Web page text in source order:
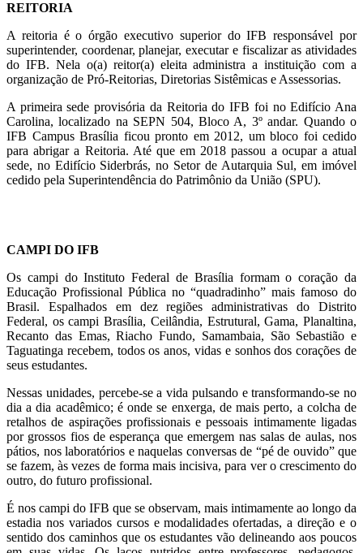
REITORIA
A reitoria é o órgão executivo superior do IFB responsável por
superintender, coordenar, planejar, executar e fiscalizar as atividades
do IFB. Nela o(a) reitor(a) eleita administra a instituição com a
organização de Pró-Reitorias, Diretorias Sistêmicas e Assessorias.
A primeira sede provisória da Reitoria do IFB foi no Edifício Ana
Carolina, localizado na SEPN 504, Bloco A, 3º andar. Quando o
IFB Campus Brasília ficou pronto em 2012, um bloco foi cedido
para abrigar a Reitoria. Até que em 2018 passou a ocupar a atual
sede, no Edifício Siderbrás, no Setor de Autarquia Sul, em imóvel
cedido pela Superintendência do Patrimônio da União (SPU).
CAMPI DO IFB
Os campi do Instituto Federal de Brasília formam o coração da
Educação Profissional Pública no “quadradinho” mais famoso do
Brasil. Espalhados em dez regiões administrativas do Distrito
Federal, os campi Brasília, Ceilândia, Estrutural, Gama, Planaltina,
Recanto das Emas, Riacho Fundo, Samambaia, São Sebastião e
Taguatinga recebem, todos os anos, vidas e sonhos dos corações de
seus estudantes.
Nessas unidades, percebe-se a vida pulsando e transformando-se no
dia a dia acadêmico; é onde se enxerga, de mais perto, a colcha de
retalhos de aspirações profissionais e pessoais intimamente ligadas
por grossos fios de esperança que emergem nas salas de aulas, nos
pátios, nos laboratórios e naquelas conversas de “pé de ouvido” que
se fazem, às vezes de forma mais incisiva, para ver o crescimento do
outro, do futuro profissional.
É nos campi do IFB que se observam, mais intimamente ao longo da
estadia nos variados cursos e modalidades ofertadas, a direção e o
sentido dos caminhos que os estudantes vão delineando aos poucos